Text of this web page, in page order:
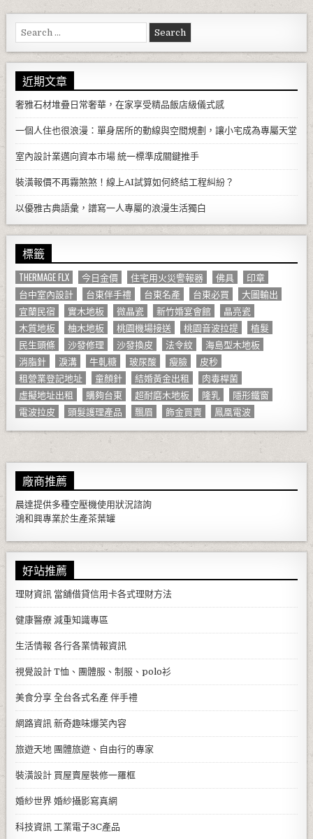
Search for:
近期文章
奢雅石材堆疊日常奢華，在家享受精品飯店級儀式感
一個人住也很浪漫：單身居所的動線與空間規劃，讓小宅成為專屬天堂
室內設計業邁向資本市場 統一標準成關鍵推手
裝潢報價不再霧煞煞！線上AI試算如何終結工程糾紛？
以優雅古典語彙，譜寫一人專屬的浪漫生活獨白
標籤
THERMAGE FLX 今日金價 住宅用火災警報器 佛具
印章
台中室內設計
台東伴手禮 台東名產 台東必買
大圖輸出
宜蘭民宿
實木地板 微晶瓷 新竹婚宴會館
晶亮瓷
木質地板
柚木地板 桃園機場接送 桃園音波拉提
植髮
民生頭條
沙發修理 沙發換皮 法令紋
海島型木地板
消脂針
淚溝 牛軋糖 玻尿酸 瘦臉
皮秒
租營業登記地址
童顏針 結婚黃金出租
肉毒桿菌
虛擬地址出租
購夠台東 超耐磨木地板 隆乳
隱形鐵窗
電波拉皮
頭髮護理產品 飄眉 飾金買賣 鳳凰電波
廠商推薦
晨達提供多種空壓機使用狀況諮詢
鴻和興專業於生產茶葉罐
好站推薦
理財資訊 當舖借貸信用卡各式理財方法
健康醫療 減重知識專區
生活情報 各行各業情報資訊
視覺設計 T恤、團體服、制服、polo衫
美食分享 全台各式名產 伴手禮
網路資訊 新奇趣味爆笑內容
旅遊天地 團體旅遊、自由行的專家
裝潢設計 買屋賣屋裝修一羅框
婚紗世界 婚紗攝影寫真網
科技資訊 工業電子3C產品